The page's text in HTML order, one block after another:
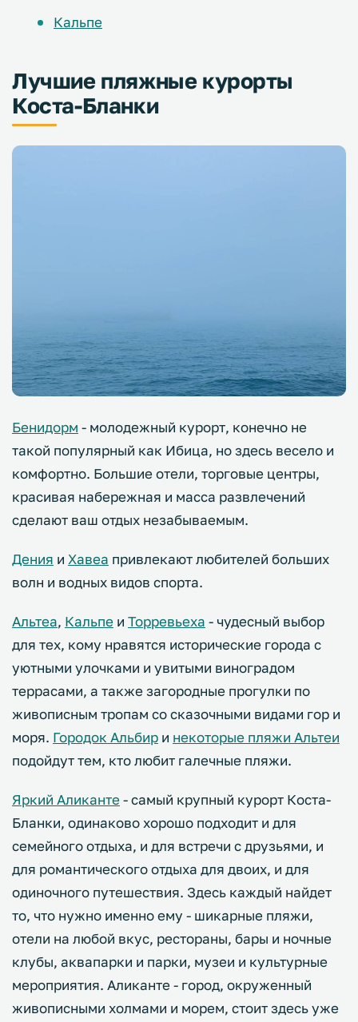
Кальпе
Лучшие пляжные курорты
Коста-Бланки
Бенидорм - молодежный курорт, конечно не
такой популярный как Ибица, но здесь весело и
комфортно. Большие отели, торговые центры,
красивая набережная и масса развлечений
сделают ваш отдых незабываемым.
Дения и Хавеа привлекают любителей больших
волн и водных видов спорта.
Альтеа, Кальпе и Торревьеха - чудесный выбор
для тех, кому нравятся исторические города с
уютными улочками и увитыми виноградом
террасами, а также загородные прогулки по
живописным тропам со сказочными видами гор и
моря. Городок Альбир и некоторые пляжи Альтеи
подойдут тем, кто любит галечные пляжи.
Яркий Аликанте - самый крупный курорт Коста-
Бланки, одинаково хорошо подходит и для
семейного отдыха, и для встречи с друзьями, и
для романтического отдыха для двоих, и для
одиночного путешествия. Здесь каждый найдет
то, что нужно именно ему - шикарные пляжи,
отели на любой вкус, рестораны, бары и ночные
клубы, аквапарки и парки, музеи и культурные
мероприятия. Аликанте - город, окруженный
живописными холмами и морем, стоит здесь уже